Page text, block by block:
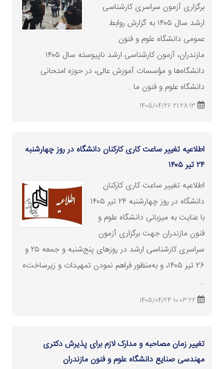
برگزاری آزمون سراسری کارشناسی‌
ارشد
سال ۱۴۰۵ به گزارش روابط
عمومی دانشگاه علوم و فنون
مازندران، آزمون کارشناسی ارشد
ناپیوسته سال ۱۴۰۵
دانشگاه‌ها و مؤسسات آموزش عالی، در حوزه‌ امتحانی
دانشگاه علوم و فنون ما ..
21:28:13 1405/04/26
اطلاعیه تغییر ساعت کاری کارکنان دانشگاه در روز چهارشنبه
۲۴ تیر ۱۴۰۵
اطلاعیه تغییر ساعت کاری کارکنان
دانشگاه در روز چهارشنبه ۲۴ تیر ۱۴۰۵
با عنایت به میزبانی دانشگاه علوم و
فنون مازندران جهت برگزاری آزمون
سراسری کارشناسی ارشد
در روزهای پنج‌شنبه و جمعه ۲۵ و
۲۶ تیر ۱۴۰۵، و به‌منظور فراهم نمودن تمهیدات و زیرساخت‌ه
..
10:03:22 1405/04/24
تغییر زمان مصاحبه و مدارک لازم برای پذیرش دکتری
مهندسی صنایع دانشگاه علوم و فنون مازندران